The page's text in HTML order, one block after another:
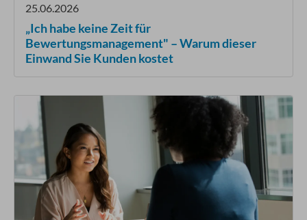
25.06.2026
„Ich habe keine Zeit für
Bewertungsmanagement" – Warum dieser
Einwand Sie Kunden kostet